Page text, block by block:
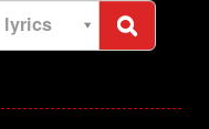
lyrics